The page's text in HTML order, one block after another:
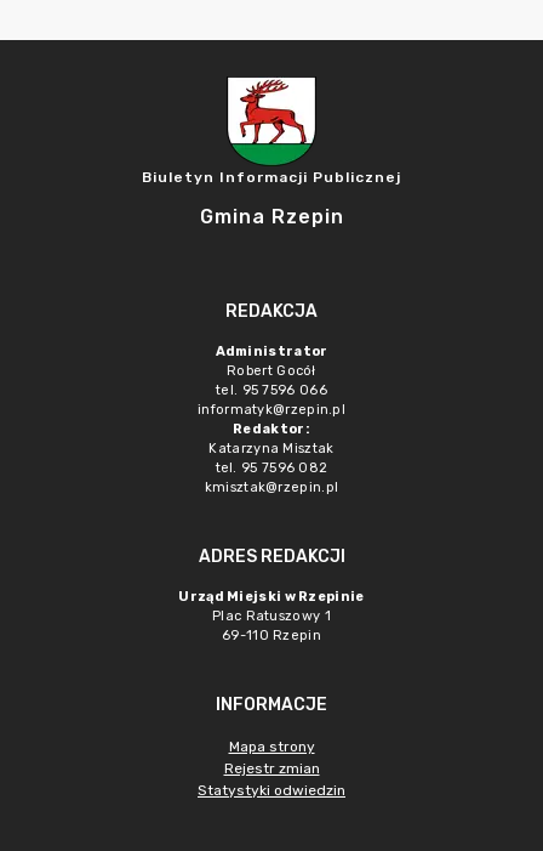
Biuletyn Informacji Publicznej
Gmina Rzepin
REDAKCJA
Administrator
Robert Gocół
tel. 95 7596 066
informatyk@rzepin.pl
Redaktor:
Katarzyna Misztak
tel. 95 7596 082
kmisztak@rzepin.pl
ADRES REDAKCJI
Urząd Miejski w Rzepinie
Plac Ratuszowy 1
69-110 Rzepin
INFORMACJE
Mapa strony
Rejestr zmian
Statystyki odwiedzin